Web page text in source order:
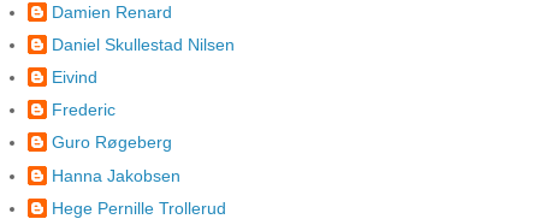
Damien Renard
Daniel Skullestad Nilsen
Eivind
Frederic
Guro Røgeberg
Hanna Jakobsen
Hege Pernille Trollerud